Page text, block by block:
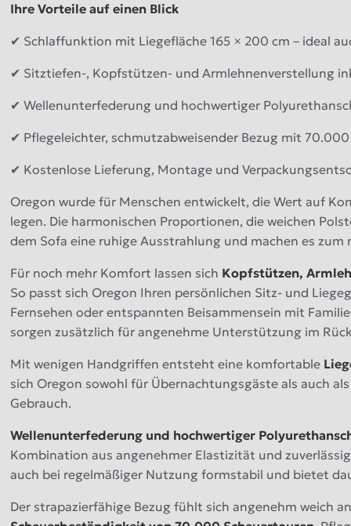
Ihre Vorteile auf einen Blick
✔ Schlaffunktion mit Liegefläche 165 × 200 cm – ideal
✔ Sitztiefen-, Kopfstützen- und Armlehnenverstellung
✔ Wellenunterfederung und hochwertiger
✔ Pflegeleichter, schmutzabweisender Bezug mit
✔ Kostenlose Lieferung, Montage und
Oregon wurde für Menschen entwickelt, die Wert auf
legen. Die harmonischen Proportionen, die weichen
dem Sofa eine ruhige Ausstrahlung und machen es
Für noch mehr Komfort lassen sich Kopfstützen,
So passt sich Oregon Ihren persönlichen Sitz- und
Fernsehen oder entspannten Beisammensein mit
sorgen zusätzlich für angenehme Unterstützung im
Mit wenigen Handgriffen entsteht eine komfortable
sich Oregon sowohl für Übernachtungsgäste als auch
Gebrauch.
Wellenunterfederung und hochwertiger
Kombination aus angenehmer Elastizität und
auch bei regelmäßiger Nutzung formstabil und bietet
Der strapazierfähige Bezug fühlt sich angenehm weich